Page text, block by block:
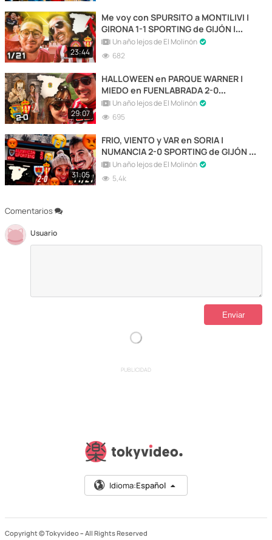
Comentarios
Usuario
23:44
Me voy con SPURSITO a MONTILIVI |
GIRONA 1-1 SPORTING de GIJÓN |
Jornada 1 Liga SmartBank 2019/20
Un año lejos de El Molinón
682
29:07
HALLOWEEN en PARQUE WARNER |
MIEDO en FUENLABRADA 2-0
SPORTING de GIJÓN | LIGA
SMARTBANK 2019/20
Un año lejos de El Molinón
695
31:05
FRIO, VIENTO y VAR en SORIA |
NUMANCIA 2-0 SPORTING de GIJÓN |
LIGA SMARTBANK 2019/20
Un año lejos de El Molinón
5,4k
PUBLICIDAD
Idioma:Español
Copyright © Tokyvideo – All Rights Reserved